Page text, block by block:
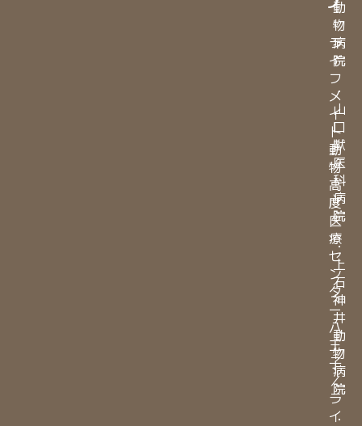
動
物
病
院
・
山
口
獣
医
科
病
院
・
上
石
神
井
動
物
病
院
・
・
ラ
イ
フ
メ
イ
ト
動
物
高
度
医
療
セ
ン
タ
ー
八
王
子
／
ラ
イ